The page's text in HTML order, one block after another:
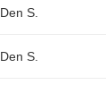
Den S.
Den S.